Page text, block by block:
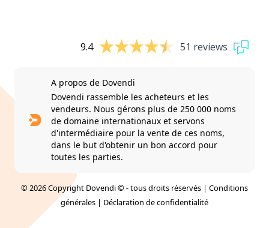
9.4 51 reviews
A propos de Dovendi
Dovendi rassemble les acheteurs et les
vendeurs. Nous gérons plus de 250 000 noms
de domaine internationaux et servons
d'intermédiaire pour la vente de ces noms,
dans le but d'obtenir un bon accord pour
toutes les parties.
© 2026 Copyright Dovendi © - tous droits réservés | Conditions
générales | Déclaration de confidentialité